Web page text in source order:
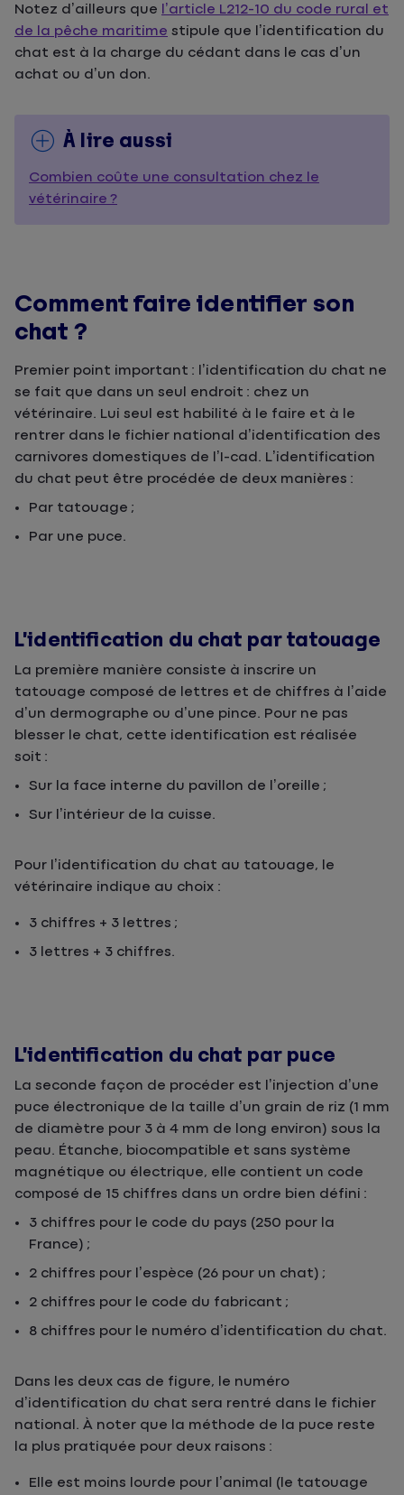
Notez d’ailleurs que l’article L212-10 du code rural et
de la pêche maritime stipule que l’identification du
chat est à la charge du cédant dans le cas d’un
achat ou d’un don.
À lire aussi
Combien coûte une consultation chez le
vétérinaire ?
Comment faire identifier son
chat ?
Premier point important : l’identification du chat ne
se fait que dans un seul endroit : chez un
vétérinaire. Lui seul est habilité à le faire et à le
rentrer dans le fichier national d’identification des
carnivores domestiques de l’I-cad. L’identification
du chat peut être procédée de deux manières :
Par tatouage ;
Par une puce.
L’identification du chat par tatouage
La première manière consiste à inscrire un
tatouage composé de lettres et de chiffres à l’aide
d’un dermographe ou d’une pince. Pour ne pas
blesser le chat, cette identification est réalisée
soit :
Sur la face interne du pavillon de l’oreille ;
Sur l’intérieur de la cuisse.
Pour l’identification du chat au tatouage, le
vétérinaire indique au choix :
3 chiffres + 3 lettres ;
3 lettres + 3 chiffres.
L’identification du chat par puce
La seconde façon de procéder est l’injection d’une
puce électronique de la taille d’un grain de riz (1 mm
de diamètre pour 3 à 4 mm de long environ) sous la
peau. Étanche, biocompatible et sans système
magnétique ou électrique, elle contient un code
composé de 15 chiffres dans un ordre bien défini :
3 chiffres pour le code du pays (250 pour la
France) ;
2 chiffres pour l’espèce (26 pour un chat) ;
2 chiffres pour le code du fabricant ;
8 chiffres pour le numéro d’identification du chat.
Dans les deux cas de figure, le numéro
d’identification du chat sera rentré dans le fichier
national. À noter que la méthode de la puce reste
la plus pratiquée pour deux raisons :
Elle est moins lourde pour l’animal (le tatouage